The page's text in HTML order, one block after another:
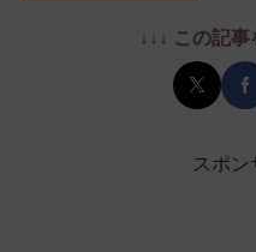
↓↓↓ この記
スポン